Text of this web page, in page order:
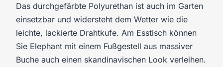
Das durchgefärbte Polyurethan ist auch im Garten
einsetzbar und widersteht dem Wetter wie die
leichte, lackierte Drahtkufe. Am Esstisch können
Sie Elephant mit einem Fußgestell aus massiver
Buche auch einen skandinavischen Look verleihen.